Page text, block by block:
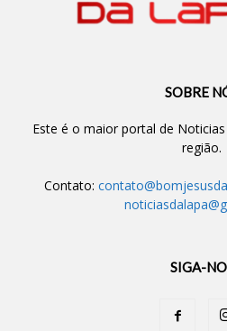
SOBRE
Este é o maior portal de
região.
Contato:
SIGA-